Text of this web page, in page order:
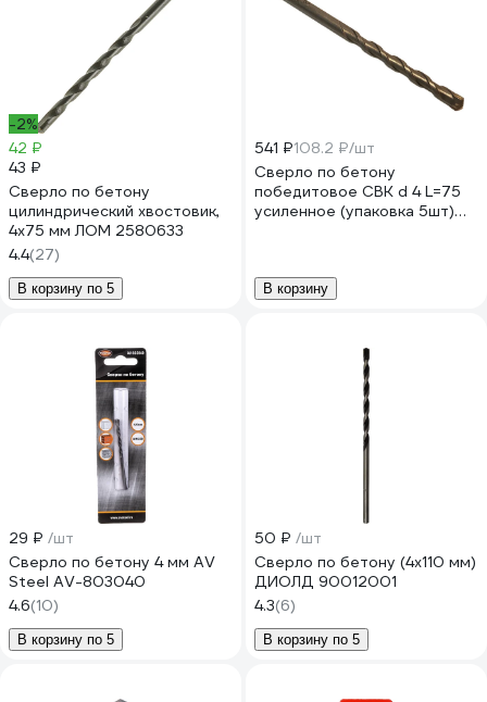
-2%
42 ₽
43 ₽
Сверло по бетону
цилиндрический хвостовик,
4x75 мм ЛОМ 2580633
4.4(27)
В корзину по 5
541 ₽108.2 ₽/шт
Сверло по бетону
победитовое СВК d 4 L=75
усиленное (упаковка 5шт)
В корзину
29 ₽ /шт
Сверло по бетону 4 мм AV
Steel AV-803040
4.6(10)
В корзину по 5
50 ₽ /шт
Сверло по бетону (4х110 мм)
ДИОЛД 90012001
4.3(6)
В корзину по 5